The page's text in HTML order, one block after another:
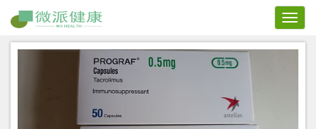
Toggle